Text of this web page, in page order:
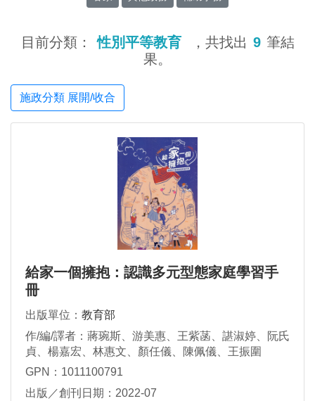
目前分類： 性別平等教育 ，共找出 9 筆結
果。
施政分類 展開/收合
給家一個擁抱：認識多元型態家庭學習手
冊
出版單位： 教育部
作/編/譯者：蔣琬斯、游美惠、王紫菡、諶淑婷、阮氏
貞、楊嘉宏、林惠文、顏任儀、陳佩儀、王振圍
GPN：1011100791
出版／創刊日期：2022-07